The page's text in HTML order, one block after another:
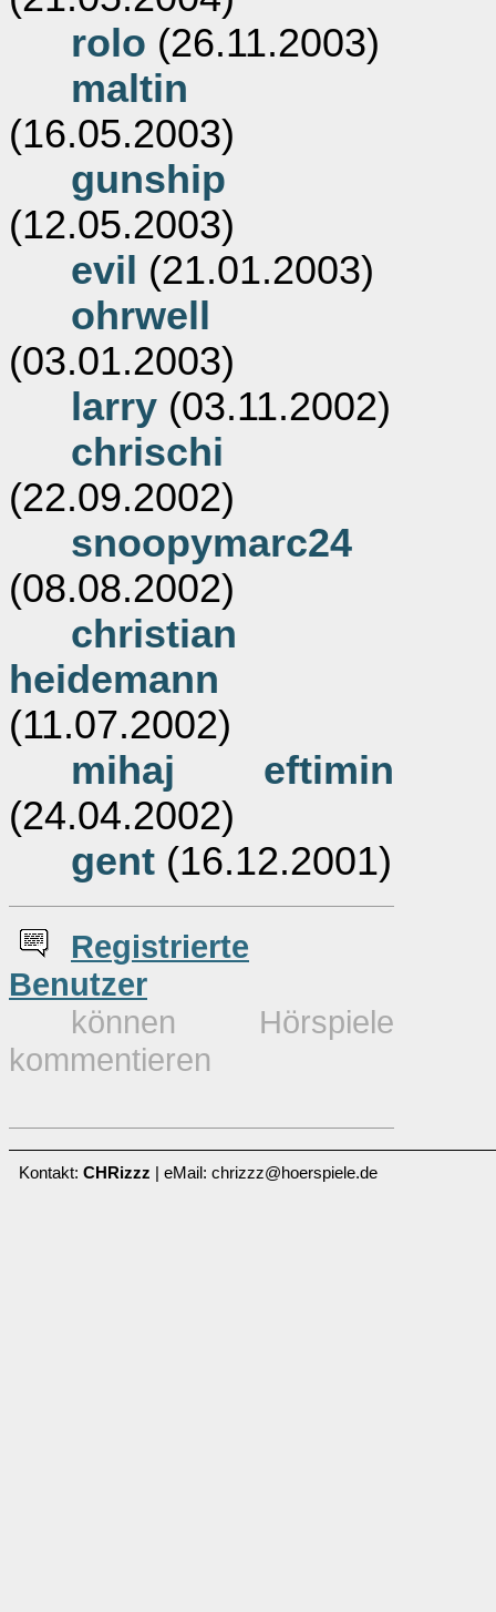
rolo (26.11.2003)
maltin
(16.05.2003)
gunship
(12.05.2003)
evil (21.01.2003)
ohrwell
(03.01.2003)
larry (03.11.2002)
chrischi
(22.09.2002)
snoopymarc24
(08.08.2002)
christian
heidemann
(11.07.2002)
mihaj eftimin
(24.04.2002)
gent (16.12.2001)
Registrierte
Benutzer
können Hörspiele
kommentieren
Kontakt: CHRizzz | eMail: chrizzz@hoerspiele.de